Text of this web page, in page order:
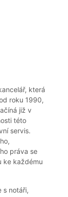
která
roku 1990,
již v
této
servis.
práva se
ke každému
s notáři,